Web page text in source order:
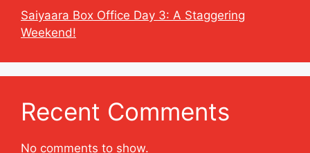
Saiyaara Box Office Day 3: A Staggering
Weekend!
Recent Comments
No comments to show.